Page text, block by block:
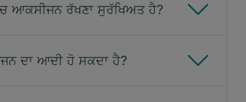
ਆਕਸੀਜਨ ਰੱਖਣਾ ਸੁਰੱਖਿਅਤ ਹੈ?
ਦਾ ਆਦੀ ਹੋ ਸਕਦਾ ਹੈ?